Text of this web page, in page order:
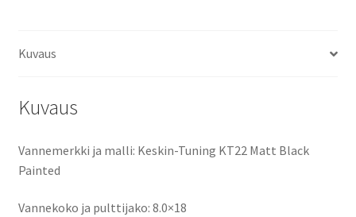
o
Kuvaus
Kuvaus
Vannemerkki ja malli: Keskin-Tuning KT22 Matt Black
Painted
Vannekoko ja pulttijako: 8.0×18